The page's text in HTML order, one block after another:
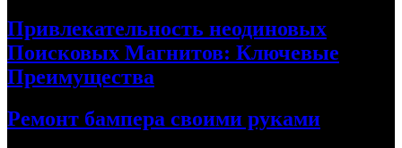
Привлекательность неодиновых
Поисковых Магнитов: Ключевые
Преимущества
Ремонт бампера своими руками